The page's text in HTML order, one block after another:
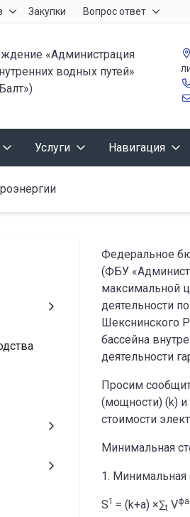
Закупки Вопрос ответ
«Администрация
водных путей»
Услуги Навигация
Федеральное
(ФБУ
максимальной
деятельности
Шекснинского
бассейна
деятельности
Просим
(мощности) (k)
стоимости
Минимальная
1. Минимальная
S1 = (k+a) ×∑tV